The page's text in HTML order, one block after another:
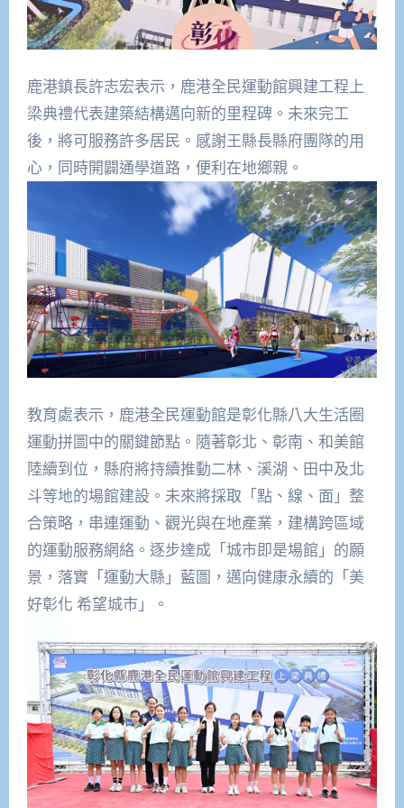
鹿港鎮長許志宏表示，鹿港全民運動館興建工程上
梁典禮代表建築結構邁向新的里程碑。未來完工
後，將可服務許多居民。感謝王縣長縣府團隊的用
心，同時開闢通學道路，便利在地鄉親。
教育處表示，鹿港全民運動館是彰化縣八大生活圈
運動拼圖中的關鍵節點。隨著彰北、彰南、和美館
陸續到位，縣府將持續推動二林、溪湖、田中及北
斗等地的場館建設。未來將採取「點、線、面」整
合策略，串連運動、觀光與在地產業，建構跨區域
的運動服務網絡。逐步達成「城市即是場館」的願
景，落實「運動大縣」藍圖，邁向健康永續的「美
好彰化 希望城市」。